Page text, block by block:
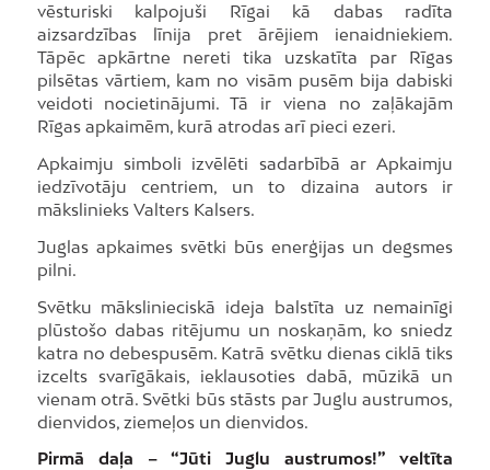
vēsturiski kalpojuši Rīgai kā dabas radīta
aizsardzības līnija pret ārējiem ienaidniekiem.
Tāpēc apkārtne nereti tika uzskatīta par Rīgas
pilsētas vārtiem, kam no visām pusēm bija dabiski
veidoti nocietinājumi. Tā ir viena no zaļākajām
Rīgas apkaimēm, kurā atrodas arī pieci ezeri.
Apkaimju simboli izvēlēti sadarbībā ar Apkaimju
iedzīvotāju centriem, un to dizaina autors ir
mākslinieks Valters Kalsers.
Juglas apkaimes svētki būs enerģijas un degsmes
pilni.
Svētku mākslinieciskā ideja balstīta uz nemainīgi
plūstošo dabas ritējumu un noskaņām, ko sniedz
katra no debespusēm. Katrā svētku dienas ciklā tiks
izcelts svarīgākais, ieklausoties dabā, mūzikā un
vienam otrā. Svētki būs stāsts par Juglu austrumos,
dienvidos, ziemeļos un dienvidos.
Pirmā daļa – “Jūti Juglu austrumos!” veltīta